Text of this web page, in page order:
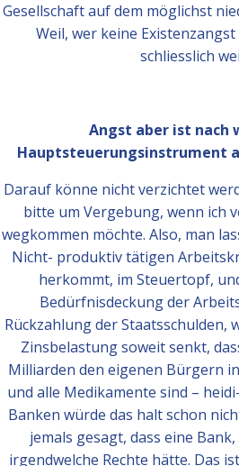
Gesellschaft auf dem möglichst
Weil, wer keine
schliesslich
Angst aber ist nach
Hauptsteuerungsinstrument
Darauf könne nicht verzichtet
bitte um Vergebung, wenn ich
wegkommen möchte. Also, man
Nicht- produktiv tätigen
herkommt, im Steuertopf,
Bedürfnisdeckung der
Rückzahlung der Staatsschulden,
Zinsbelastung soweit senkt,
Milliarden den eigenen Bürgern
und alle Medikamente sind –
Banken würde das halt schon
jemals gesagt, dass eine
irgendwelche Rechte hätte. Das